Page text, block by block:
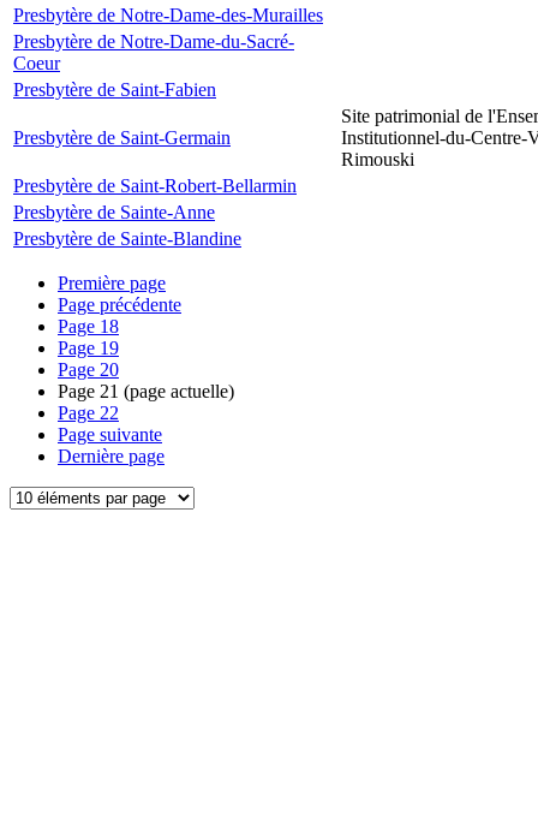
Presbytère de Notre-Dame-des-Murailles
Presbytère de Notre-Dame-du-Sacré-
Coeur
Presbytère de Saint-Fabien
Presbytère de Saint-Germain
Site patrimonial de
Institutionnel-du-Centre-
Rimouski
Presbytère de Saint-Robert-Bellarmin
Presbytère de Sainte-Anne
Presbytère de Sainte-Blandine
Première page
Page précédente
Page 18
Page 19
Page 20
Page 21 (page actuelle)
Page 22
Page suivante
Dernière page